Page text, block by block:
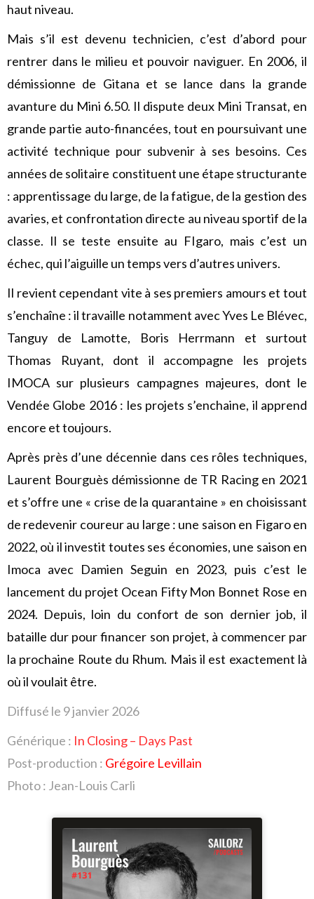
haut niveau.
Mais s’il est devenu technicien, c’est d’abord pour
rentrer dans le milieu et pouvoir naviguer. En 2006, il
démissionne de Gitana et se lance dans la grande
avanture du Mini 6.50. Il dispute deux Mini Transat, en
grande partie auto-financées, tout en poursuivant une
activité technique pour subvenir à ses besoins. Ces
années de solitaire constituent une étape structurante
: apprentissage du large, de la fatigue, de la gestion des
avaries, et confrontation directe au niveau sportif de la
classe. Il se teste ensuite au FIgaro, mais c’est un
échec, qui l’aiguille un temps vers d’autres univers.
Il revient cependant vite à ses premiers amours et tout
s’enchaîne : il travaille notamment avec Yves Le Blévec,
Tanguy de Lamotte, Boris Herrmann et surtout
Thomas Ruyant, dont il accompagne les projets
IMOCA sur plusieurs campagnes majeures, dont le
Vendée Globe 2016 : les projets s’enchaine, il apprend
encore et toujours.
Après près d’une décennie dans ces rôles techniques,
Laurent Bourguès démissionne de TR Racing en 2021
et s’offre une « crise de la quarantaine » en choisissant
de redevenir coureur au large : une saison en Figaro en
2022, où il investit toutes ses économies, une saison en
Imoca avec Damien Seguin en 2023, puis c’est le
lancement du projet Ocean Fifty Mon Bonnet Rose en
2024. Depuis, loin du confort de son dernier job, il
bataille dur pour financer son projet, à commencer par
la prochaine Route du Rhum. Mais il est exactement là
où il voulait être.
Diffusé le 9 janvier 2026
Générique : In Closing – Days Past
Post-production : Grégoire Levillain
Photo : Jean-Louis Carli